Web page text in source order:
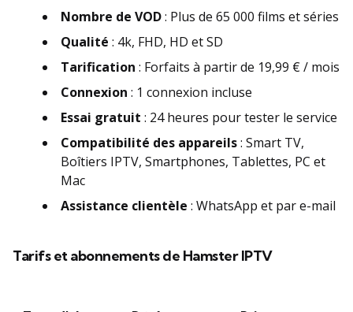
Nombre de VOD: Plus de 65 000 films et séries
Qualité : 4k, FHD, HD et SD
Tarification : Forfaits à partir de 19,99 € / mois
Connexion : 1 connexion incluse
Essai gratuit : 24 heures pour tester le service
Compatibilité des appareils: Smart TV,
Boîtiers IPTV, Smartphones, Tablettes, PC et
Mac
Assistance clientèle : WhatsApp et par e-mail
Tarifs et abonnements de Hamster IPTV